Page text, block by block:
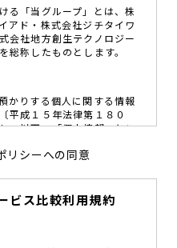
る「当グループ」とは、株
アド・株式会社ジチタイワ
会社地方創生テクノロジー
総称したものとします。
かりする個人に関する情報
平成１５年法律第１８０
、以下、「個人情報」とい
あると考えております。
報保護の重要性の認識と取
個人情報の適切な取り扱い
リシーへの同意
ビス比較利用規約